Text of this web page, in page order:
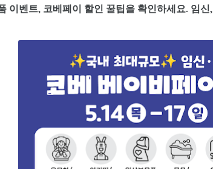
이벤트, 코베페이 할인 꿀팁을 확인하세요. 임